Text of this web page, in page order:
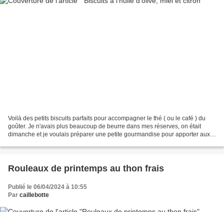
Voilà des petits biscuits parfaits pour accompagner le thé ( ou le café ) du
goûter. Je n'avais plus beaucoup de beurre dans mes réserves, on était
dimanche et je voulais préparer une petite gourmandise pour apporter aux
Rouleaux de printemps au thon frais
Publié le 06/04/2024 à 10:55
Par caillebotte